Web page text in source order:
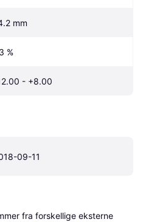
mm
%
- +8.00
09-11
fra forskellige eksterne